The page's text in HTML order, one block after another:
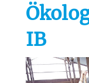
IB